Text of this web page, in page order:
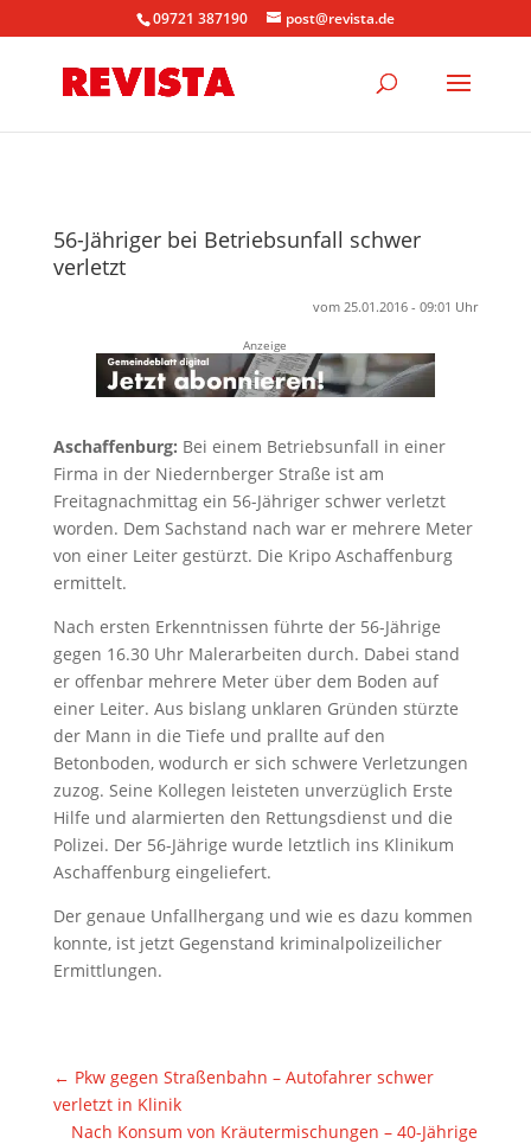
09721 387190 post@revista.de
56-Jähriger bei Betriebsunfall schwer
verletzt
vom 25.01.2016 - 09:01 Uhr
Anzeige
Aschaffenburg: Bei einem Betriebsunfall in einer
Firma in der Niedernberger Straße ist am
Freitagnachmittag ein 56-Jähriger schwer verletzt
worden. Dem Sachstand nach war er mehrere Meter
von einer Leiter gestürzt. Die Kripo Aschaffenburg
ermittelt.
Nach ersten Erkenntnissen führte der 56-Jährige
gegen 16.30 Uhr Malerarbeiten durch. Dabei stand
er offenbar mehrere Meter über dem Boden auf
einer Leiter. Aus bislang unklaren Gründen stürzte
der Mann in die Tiefe und prallte auf den
Betonboden, wodurch er sich schwere Verletzungen
zuzog. Seine Kollegen leisteten unverzüglich Erste
Hilfe und alarmierten den Rettungsdienst und die
Polizei. Der 56-Jährige wurde letztlich ins Klinikum
Aschaffenburg eingeliefert.
Der genaue Unfallhergang und wie es dazu kommen
konnte, ist jetzt Gegenstand kriminalpolizeilicher
Ermittlungen.
← Pkw gegen Straßenbahn – Autofahrer schwer
verletzt in Klinik
Nach Konsum von Kräutermischungen – 40-Jährige